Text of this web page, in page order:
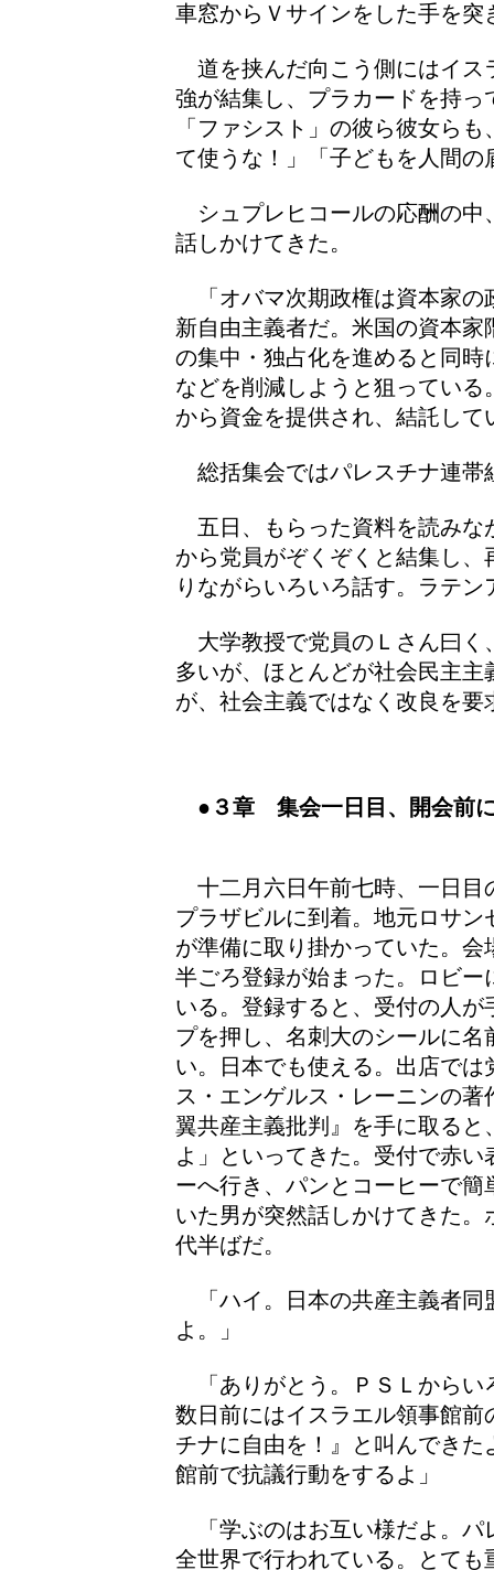
車窓からＶサインをした手を
道を挟んだ向こう側にはイス
強が結集し、プラカードを持
「ファシスト」の彼ら彼女ら
て使うな！」「子どもを人間
シュプレヒコールの応酬の中
話しかけてきた。
「オバマ次期政権は資本家の
新自由主義者だ。米国の資本
の集中・独占化を進めると同
などを削減しようと狙ってい
から資金を提供され、結託して
総括集会ではパレスチナ連帯
五日、もらった資料を読みな
から党員がぞくぞくと結集し
りながらいろいろ話す。ラテ
大学教授で党員のＬさん曰く
多いが、ほとんどが社会民主
が、社会主義ではなく改良を要
●３章 集会一日目、開会前
十二月六日午前七時、一日目
プラザビルに到着。地元ロサ
が準備に取り掛かっていた。
半ごろ登録が始まった。ロビ
いる。登録すると、受付の人
プを押し、名刺大のシールに
い。日本でも使える。出店で
ス・エンゲルス・レーニンの
翼共産主義批判』を手に取る
よ」といってきた。受付で赤
ーへ行き、パンとコーヒーで
いた男が突然話しかけてきた
代半ばだ。
「ハイ。日本の共産主義者同
よ。」
「ありがとう。ＰＳＬからい
数日前にはイスラエル領事館
チナに自由を！』と叫んでき
館前で抗議行動をするよ」
「学ぶのはお互い様だよ。パ
全世界で行われている。とても